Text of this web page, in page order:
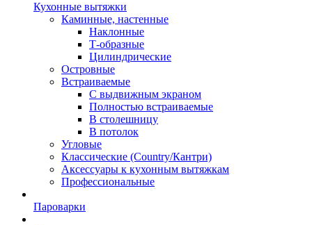
Кухонные вытяжки
Каминные, настенные
Наклонные
Т-образные
Цилиндрические
Островные
Встраиваемые
С выдвижным экраном
Полностью встраиваемые
В столешницу
В потолок
Угловые
Классические (Country/Кантри)
Аксессуары к кухонным вытяжкам
Профессиональные
Пароварки